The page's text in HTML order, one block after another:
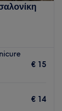
μια μικρή
με
€ 15
€ 14